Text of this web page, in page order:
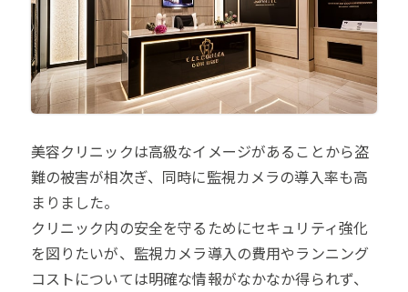
美容クリニックは高級なイメージがあることから盗
難の被害が相次ぎ、同時に監視カメラの導入率も高
まりました。
クリニック内の安全を守るためにセキュリティ強化
を図りたいが、監視カメラ導入の費用やランニング
コストについては明確な情報がなかなか得られず、